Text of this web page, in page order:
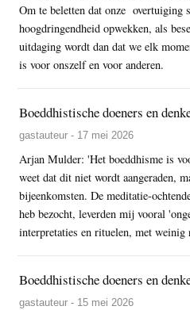
Om te beletten dat onze overtuiging
hoogdringendheid opwekken, als
uitdaging wordt dan dat we elk
is voor onszelf en voor anderen.
Boeddhistische doeners en
gastauteur - 17 mei 2026
Arjan Mulder: 'Het boeddhisme is
weet dat dit niet wordt aangeraden,
bijeenkomsten. De meditatie-
heb bezocht, leverden mij vooral
interpretaties en rituelen, met weinig
Boeddhistische doeners en
gastauteur - 15 mei 2026